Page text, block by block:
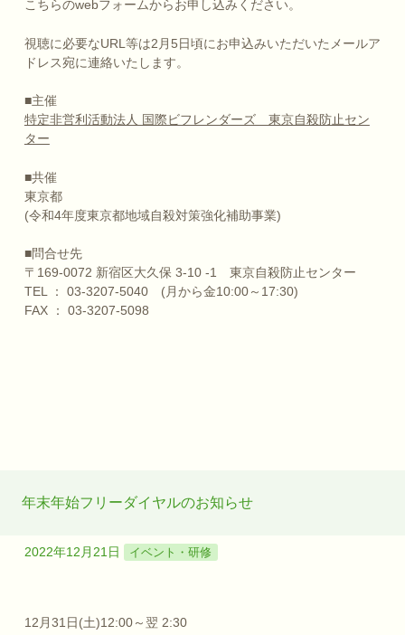
こちらのwebフォームからお申し込みください。
視聴に必要なURL等は2月5日頃にお申込みいただいたメールア
ドレス宛に連絡いたします。
■主催
特定非営利活動法人 国際ビフレンダーズ 東京自殺防止セン
ター
■共催
東京都
(令和4年度東京都地域自殺対策強化補助事業)
■問合せ先
〒169-0072 新宿区大久保 3-10 -1 東京自殺防止センター
TEL ： 03-3207-5040 (月から金10:00～17:30)
FAX ： 03-3207-5098
年末年始フリーダイヤルのお知らせ
2022年12月21日 イベント・研修
12月31日(土)12:00～翌 2:30